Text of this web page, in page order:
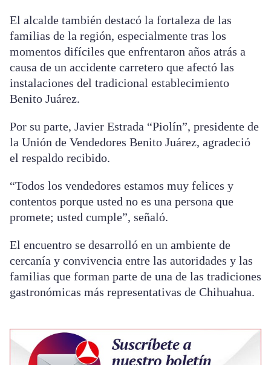
El alcalde también destacó la fortaleza de las
familias de la región, especialmente tras los
momentos difíciles que enfrentaron años atrás a
causa de un accidente carretero que afectó las
instalaciones del tradicional establecimiento
Benito Juárez.
Por su parte, Javier Estrada “Piolín”, presidente de
la Unión de Vendedores Benito Juárez, agradeció
el respaldo recibido.
“Todos los vendedores estamos muy felices y
contentos porque usted no es una persona que
promete; usted cumple”, señaló.
El encuentro se desarrolló en un ambiente de
cercanía y convivencia entre las autoridades y las
familias que forman parte de una de las tradiciones
gastronómicas más representativas de Chihuahua.